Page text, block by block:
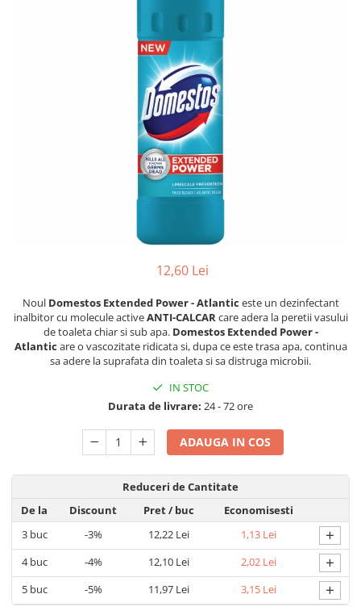
Soluții anticalcar, piatră și rugină
Detergenți diverse suprafețe
Dezinfectanți suprafețe
Gresie, piatră și granit
Universal
Detergenți rufe
Detergent rufe capsule
Detergent rufe pudră
Balsam de rufe
Înălbitor și îndepărtare pete
Soluții anticalcar, igienizante și
Odorizanți
Odorizanți cameră
Șervețele demachiante
Îngrijire bebeluși
Șervețele umede
12,60 Lei
Noul Domestos Extended Power - Atlantic este un dezinfectant
inalbitor cu molecule activeANTI-CALCARcare adera la peretii vasului
de toaleta chiar si sub apa. Domestos Extended Power -
Atlantic are o vascozitate ridicata si, dupa ce este trasa apa, continua
sa adere la suprafata din toaleta si sa distruga microbii.
IN STOC
Durata de livrare: 24 - 72 ore
ADAUGA IN COS
Reduceri de Cantitate
De la
Discount Pret/ buc
Economisesti
3buc -3% 12,22 Lei 1,13 Lei +
4buc -4% 12,10 Lei 2,02 Lei +
5buc -5% 11,97 Lei 3,15 Lei +